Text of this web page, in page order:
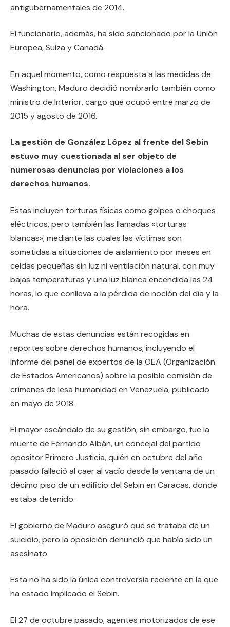
antigubernamentales de 2014.
El funcionario, además, ha sido sancionado por la Unión
Europea, Suiza y Canadá.
En aquel momento, como respuesta a las medidas de
Washington, Maduro decidió nombrarlo también como
ministro de Interior, cargo que ocupó entre marzo de
2015 y agosto de 2016.
La gestión de González López al frente del Sebin
estuvo muy cuestionada al ser objeto de
numerosas denuncias por violaciones a los
derechos humanos.
Estas incluyen torturas físicas como golpes o choques
eléctricos, pero también las llamadas «torturas
blancas», mediante las cuales las víctimas son
sometidas a situaciones de aislamiento por meses en
celdas pequeñas sin luz ni ventilación natural, con muy
bajas temperaturas y una luz blanca encendida las 24
horas, lo que conlleva a la pérdida de noción del día y la
hora.
Muchas de estas denuncias están recogidas en
reportes sobre derechos humanos, incluyendo el
informe del panel de expertos de la OEA (Organización
de Estados Americanos) sobre la posible comisión de
crímenes de lesa humanidad en Venezuela, publicado
en mayo de 2018.
El mayor escándalo de su gestión, sin embargo, fue la
muerte de Fernando Albán, un concejal del partido
opositor Primero Justicia, quién en octubre del año
pasado falleció al caer al vacío desde la ventana de un
décimo piso de un edificio del Sebin en Caracas, donde
estaba detenido.
El gobierno de Maduro aseguró que se trataba de un
suicidio, pero la oposición denunció que había sido un
asesinato.
Esta no ha sido la única controversia reciente en la que
ha estado implicado el Sebin.
El 27 de octubre pasado, agentes motorizados de ese